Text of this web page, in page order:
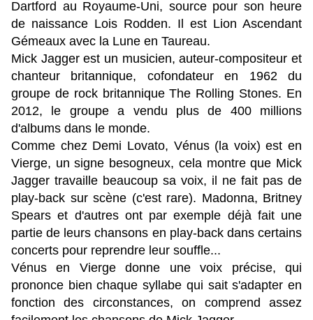
Dartford au Royaume-Uni, source pour son heure
de naissance Lois Rodden. Il est Lion Ascendant
Gémeaux avec la Lune en Taureau.
Mick Jagger est un musicien, auteur-compositeur et
chanteur britannique, cofondateur en 1962 du
groupe de rock britannique The Rolling Stones. En
2012, le groupe a vendu plus de 400 millions
d'albums dans le monde.
Comme chez Demi Lovato, Vénus (la voix) est en
Vierge, un signe besogneux, cela montre que Mick
Jagger travaille beaucoup sa voix, il ne fait pas de
play-back sur scène (c'est rare). Madonna, Britney
Spears et d'autres ont par exemple déjà fait une
partie de leurs chansons en play-back dans certains
concerts pour reprendre leur souffle...
Vénus en Vierge donne une voix précise, qui
prononce bien chaque syllabe qui sait s'adapter en
fonction des circonstances, on comprend assez